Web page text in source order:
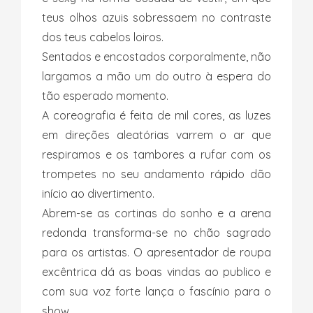
teus olhos azuis sobressaem no contraste
dos teus cabelos loiros.
Sentados e encostados corporalmente, não
largamos a mão um do outro à espera do
tão esperado momento.
A coreografia é feita de mil cores, as luzes
em direções aleatórias varrem o ar que
respiramos e os tambores a rufar com os
trompetes no seu andamento rápido dão
início ao divertimento.
Abrem-se as cortinas do sonho e a arena
redonda transforma-se no chão sagrado
para os artistas. O apresentador de roupa
excêntrica dá as boas vindas ao publico e
com sua voz forte lança o fascínio para o